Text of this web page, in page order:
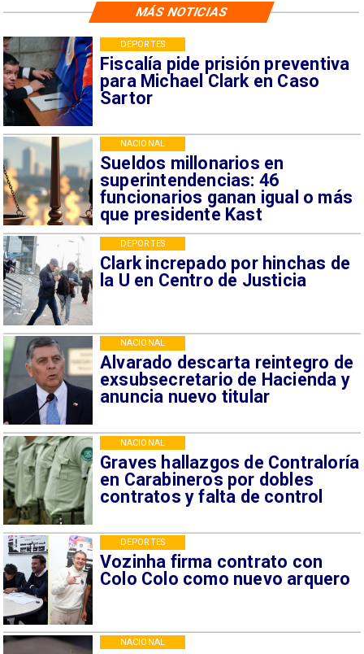
Fiscalía pide prisión preventiva
para Michael Clark en Caso
Sartor
DEPORTES
Sueldos millonarios en
superintendencias: 46
funcionarios ganan igual o más
que presidente Kast
NACIONAL
Clark increpado por hinchas de
la U en Centro de Justicia
DEPORTES
Alvarado descarta reintegro de
exsubsecretario de Hacienda y
anuncia nuevo titular
NACIONAL
Graves hallazgos de Contraloría
en Carabineros por dobles
contratos y falta de control
NACIONAL
Vozinha firma contrato con
Colo Colo como nuevo arquero
DEPORTES
NACIONAL
MÁS NOTICIAS